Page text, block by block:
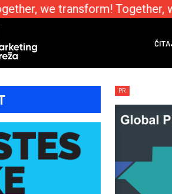
we transform! Together,
PR